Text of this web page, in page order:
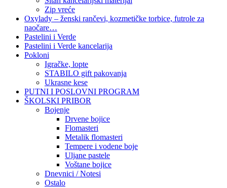
Zip vreće
Oxylady – ženski rančevi, kozmetičke torbice, futrole za
naočare…
Pastelini i Verde
Pastelini i Verde kancelarija
Pokloni
Igračke, lopte
STABILO gift pakovanja
Ukrasne kese
PUTNI I POSLOVNI PROGRAM
ŠKOLSKI PRIBOR
Bojenje
Drvene bojice
Flomasteri
Metalik flomasteri
Tempere i vodene boje
Uljane pastele
Voštane bojice
Dnevnici / Notesi
Ostalo